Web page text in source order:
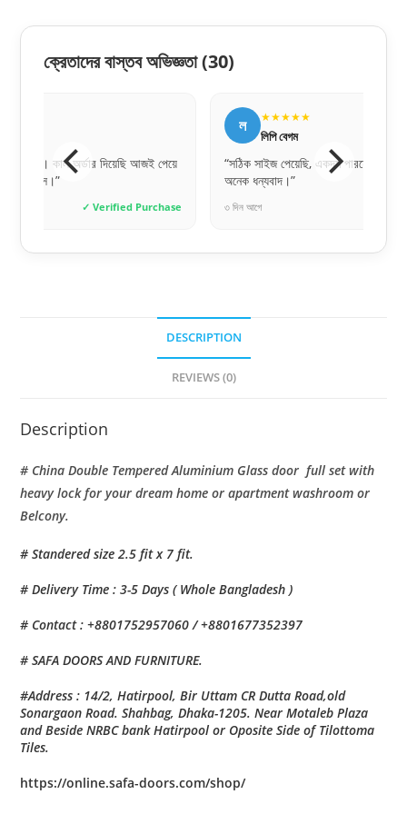
ক্রেতাদের বাস্তব অভিজ্ঞতা(30)
“সঠিক সাইজ পেয়েছি, একদম পারফেক্ট ফিট হয়েছে। সেলারকে
অনেক ধন্যবাদ।”
৩ দিন আগে ✓ Verified Purchase
“অনলাইনে
DESCRIPTION
REVIEWS (0)
Description
# China Double Tempered Aluminium Glass door full set with
heavy lock for your dream home or apartment washroom or
Belcony.
# Standered size 2.5 fit x 7 fit.
# Delivery Time : 3-5 Days ( Whole Bangladesh )
# Contact : +8801752957060 / +8801677352397
# SAFA DOORS AND FURNITURE.
#Address : 14/2, Hatirpool, Bir Uttam CR Dutta Road,old
Sonargaon Road. Shahbag, Dhaka-1205. Near Motaleb Plaza
and Beside NRBC bank Hatirpool or Oposite Side of Tilottoma
Tiles.
https://online.safa-doors.com/shop/